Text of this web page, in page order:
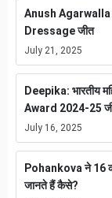
Anush Agarwalla –
Dressage जीत
July 21, 2025
Deepika: भारतीय
Award 2024-25
July 16, 2025
Pohankova ने 16
जानते हैं कैसे?